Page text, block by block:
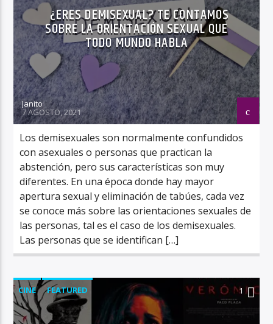
¿ERES DEMISEXUAL? TE CONTAMOS
SOBRE LA ORIENTACIÓN SEXUAL QUE
TODO MUNDO HABLA
Janito
7 AGOSTO, 2021
Los demisexuales son normalmente confundidos
con asexuales o personas que practican la
abstención, pero sus características son muy
diferentes. En una época donde hay mayor
apertura sexual y eliminación de tabúes, cada vez
se conoce más sobre las orientaciones sexuales de
las personas, tal es el caso de los demisexuales.
Las personas que se identifican […]
CINE FEATURED 1